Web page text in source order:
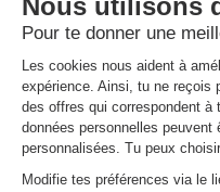
cadre pittoresque, cette
accessible par Toulouse et
la piscine couverte et
Station labellisée Famille
Lary est la destination idéale
de randonnées, elle est le
magnifiques balades dans